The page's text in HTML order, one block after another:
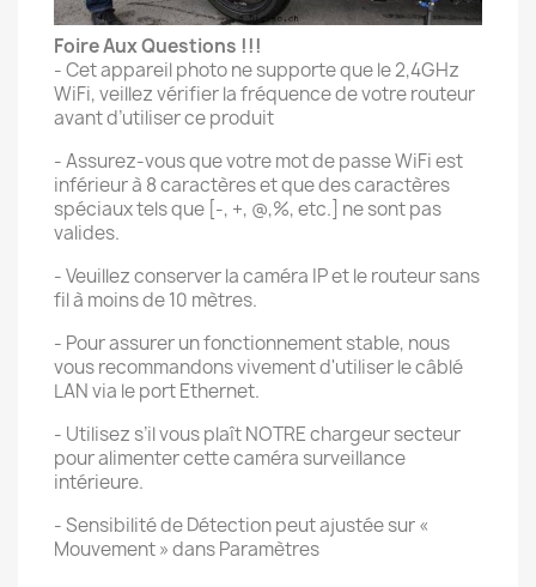
Foire Aux Questions !!!
- Cet appareil photo ne supporte que le 2,4GHz
WiFi, veillez vérifier la fréquence de votre routeur
avant d’utiliser ce produit
- Assurez-vous que votre mot de passe WiFi est
inférieur à 8 caractères et que des caractères
spéciaux tels que [-, +, @,%, etc.] ne sont pas
valides.
- Veuillez conserver la caméra IP et le routeur sans
fil à moins de 10 mètres.
- Pour assurer un fonctionnement stable, nous
vous recommandons vivement d'utiliser le câblé
LAN via le port Ethernet.
- Utilisez s’il vous plaît NOTRE chargeur secteur
pour alimenter cette caméra surveillance
intérieure.
- Sensibilité de Détection peut ajustée sur «
Mouvement » dans Paramètres